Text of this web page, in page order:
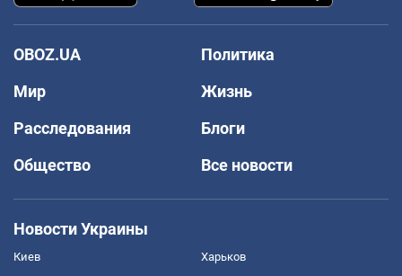
OBOZ.UA
Политика
Мир
Жизнь
Расследования
Блоги
Общество
Все новости
Новости Украины
Киев Харьков